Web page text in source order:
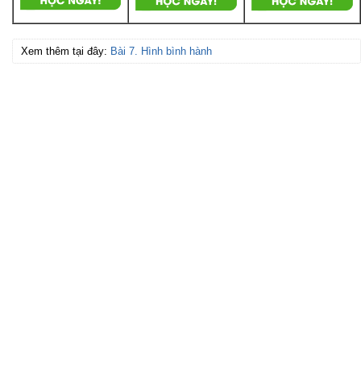
Xem thêm tại đây: Bài 7. Hình bình hành